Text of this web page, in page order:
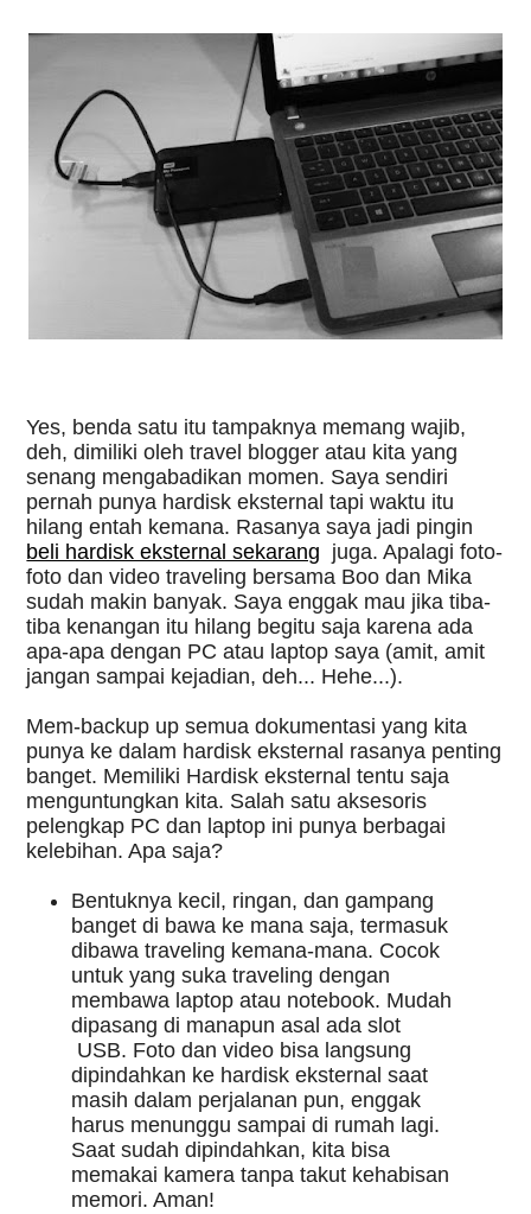
Yes, benda satu itu tampaknya memang wajib,
deh, dimiliki oleh travel blogger atau kita yang
senang mengabadikan momen. Saya sendiri
pernah punya hardisk eksternal tapi waktu itu
beli hardisk eksternal sekarang juga. Apalagi foto-
foto dan video traveling bersama Boo dan Mika
sudah makin banyak. Saya enggak mau jika tiba-
tiba kenangan itu hilang begitu saja karena ada
apa-apa dengan PC atau laptop saya (amit, amit
jangan sampai kejadian, deh... Hehe...).
Mem-backup up semua dokumentasi yang kita
punya ke dalam hardisk eksternal rasanya penting
banget. Memiliki Hardisk eksternal tentu saja
menguntungkan kita. Salah satu aksesoris
pelengkap PC dan laptop ini punya berbagai
kelebihan. Apa saja?
Bentuknya kecil, ringan, dan gampang
banget di bawa ke mana saja, termasuk
dibawa traveling kemana-mana. Cocok
untuk yang suka traveling dengan
membawa laptop atau notebook. Mudah
dipasang di manapun asal ada slot
USB. Foto dan video bisa langsung
dipindahkan ke hardisk eksternal saat
masih dalam perjalanan pun, enggak
harus menunggu sampai di rumah lagi.
Saat sudah dipindahkan, kita bisa
memakai kamera tanpa takut kehabisan
memori. Aman!